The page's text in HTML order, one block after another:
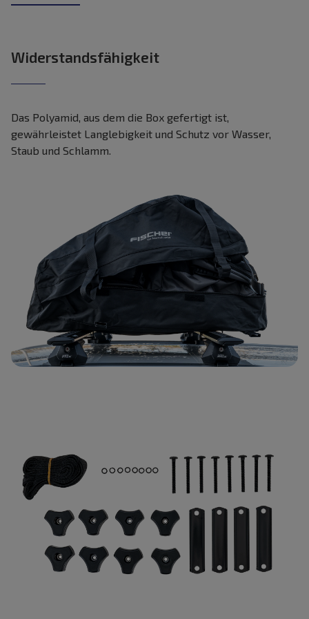
Widerstandsfähigkeit
Das Polyamid, aus dem die Box gefertigt ist,
gewährleistet Langlebigkeit und Schutz vor Wasser,
Staub und Schlamm.